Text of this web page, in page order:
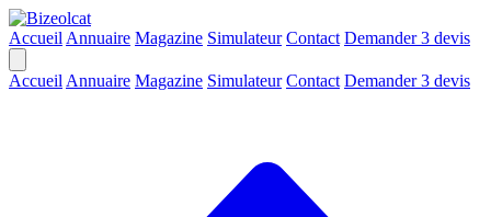
Accueil Annuaire Magazine Simulateur Contact Demander 3 devis
Accueil Annuaire Magazine Simulateur Contact Demander 3 devis